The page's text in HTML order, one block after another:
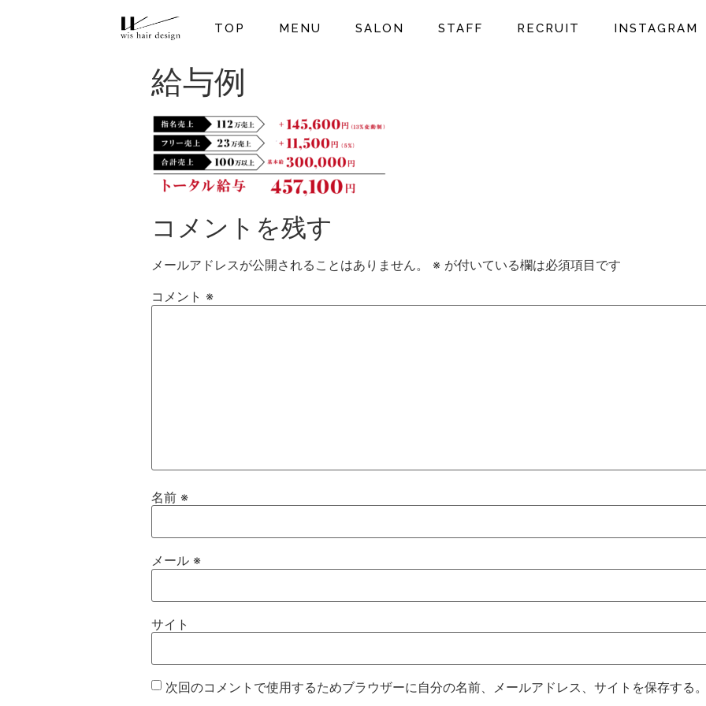
TOP MENU SALON STAFF RECRUIT INSTAGRAM
給与例
コメントを残す
メールアドレスが公開されることはありません。 ※ が付いている欄は必須項目です
コメント ※
名前 ※
メール ※
サイト
次回のコメントで使用するためブラウザーに自分の名前、メールアドレス、サイトを保存する